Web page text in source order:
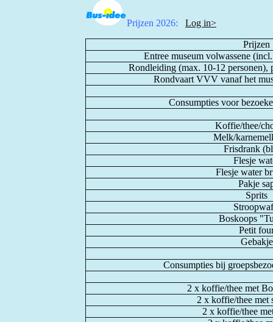
Prijzen 2026: Log in>
Prijzen
Entree museum volwassene
Rondleiding (max. 10-12 personen),
Rondvaart VVV vanaf het
Consumpties voor
Koffie/thee/
Melk/
Frisdrank
Flesje
Flesje water
Pakje
Sprits
Boskoops
Petit
Gebakje
Consumpties bij
2 x koffie/thee met
2 x koffie/thee met
2 x koffie/thee